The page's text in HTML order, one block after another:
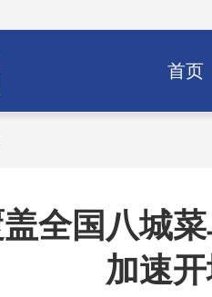
首页
全国八城
加速